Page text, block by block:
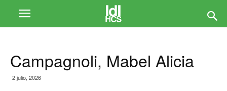
Campagnoli, Mabel Alicia
2 julio, 2026